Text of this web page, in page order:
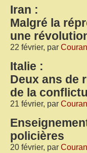
Iran :
Malgré la
une
22 février, par
Italie :
Deux ans de
de la
21 février, par
policières
20 février, par